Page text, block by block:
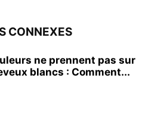
CONNEXES
ne prennent pas sur
blancs : Comment...